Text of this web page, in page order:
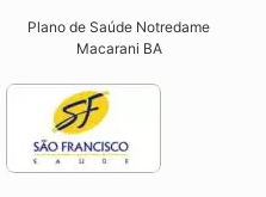
Plano de Saúde Notredame
Macarani BA​